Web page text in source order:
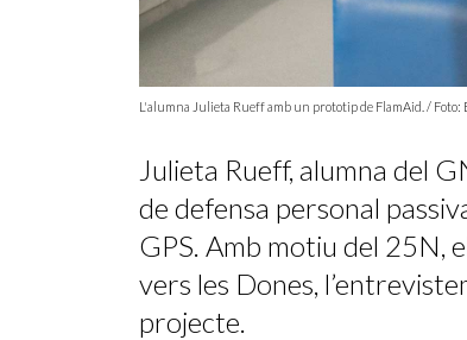
L'alumna Julieta Rueff amb un prototip de FlamAid. / Foto:
Julieta Rueff, alumna del
de defensa personal
GPS. Amb motiu del 25N,
vers les Dones,
projecte.